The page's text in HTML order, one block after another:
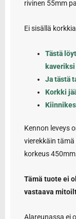
rivinen 55mm
Ei sisällä
Tästä
kaveriksi
Ja tästä
Korkki
Kennon leveys
vierekkäin
korkeus
Tämä tuote ei
vastaava
Alareunassa ei